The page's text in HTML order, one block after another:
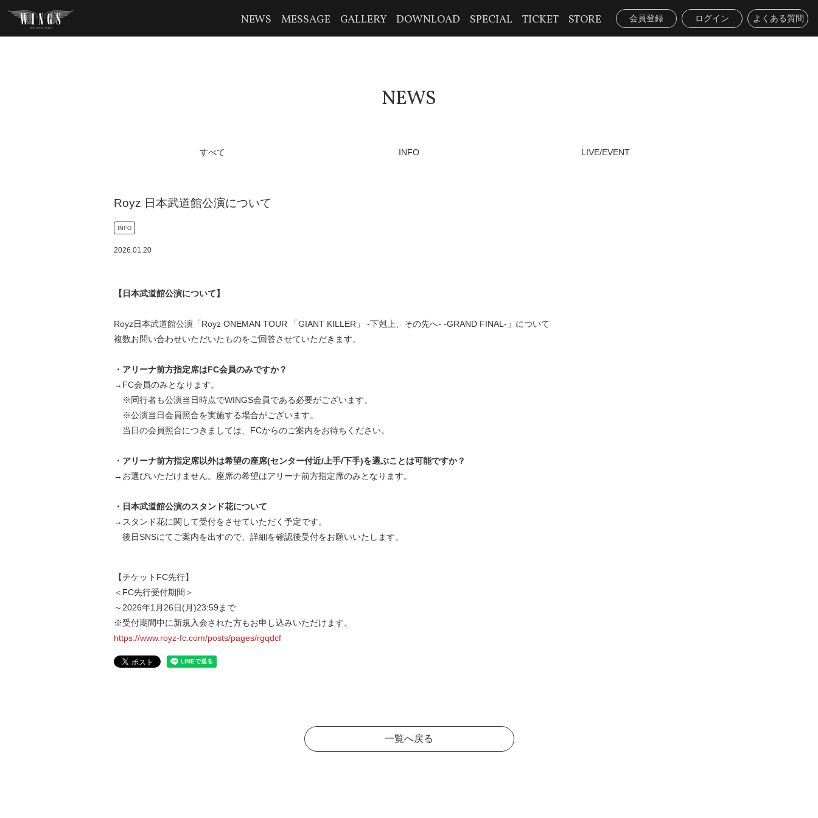
NEWS MESSAGE GALLERY DOWNLOAD SPECIAL TICKET STORE 会員登録 ログイン よくある質問
NEWS
すべて INFO LIVE/EVENT
Royz 日本武道館公演について
2026.01.20
INFO
【日本武道館公演について】
Royz日本武道館公演「Royz ONEMAN TOUR 「GIANT KILLER」 -下剋上、その先へ- -GRAND FINAL-」について
複数お問い合わせいただいたものをご回答させていただきます。
・アリーナ前方指定席はFC会員のみですか？
→FC会員のみとなります。
※同行者も公演当日時点でWINGS会員である必要がございます。
※公演当日会員照合を実施する場合がございます。
当日の会員照合につきましては、FCからのご案内をお待ちください。
・アリーナ前方指定席以外は希望の座席(センター付近/上手/下手)を選ぶことは可能ですか？
→お選びいただけません。座席の希望はアリーナ前方指定席のみとなります。
・日本武道館公演のスタンド花について
→スタンド花に関して受付をさせていただく予定です。
後日SNSにてご案内を出すので、詳細を確認後受付をお願いいたします。
【チケットFC先行】
＜FC先行受付期間＞
～2026年1月26日(月)23:59まで
※受付期間中に新規入会された方もお申し込みいただけます。
https://www.royz-fc.com/posts/pages/rgqdcf
一覧へ戻る